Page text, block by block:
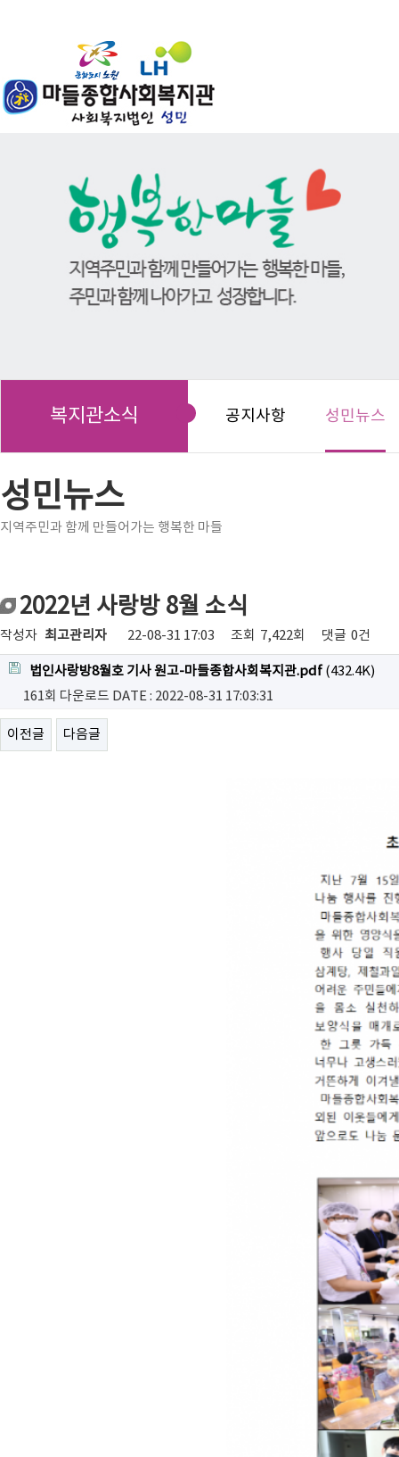
복지관소식 공지사항 성민뉴스
성민뉴스
지역주민과 함께 만들어가는 행복한 마들
2022년 사랑방 8월 소식
작성자 최고관리자 22-08-31 17:03 조회 7,422회 댓글 0건
법인사랑방8월호 기사 원고-마들종합사회복지관.pdf (432.4K)
161회 다운로드 DATE : 2022-08-31 17:03:31
이전글 다음글